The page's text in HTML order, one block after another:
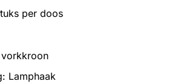
per doos
Lamphaak